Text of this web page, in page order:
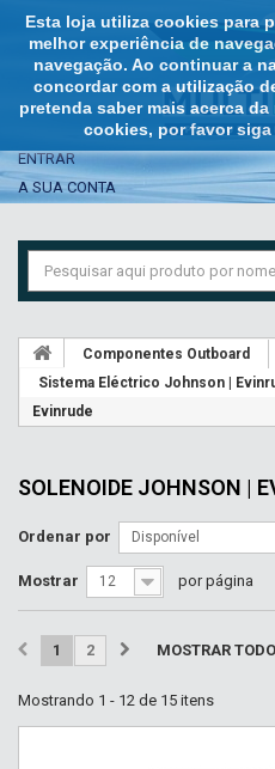
Esta loja utiliza cookies para
melhor experiência de
navegação. Ao continuar a
concordar com a utilização
pretenda saber mais acerca
cookies, por favor siga
ENTRAR
A SUA CONTA
Componentes Outboard
Sistema Eléctrico Johnson |
Evinrude
SOLENOIDE JOHNSON |
Ordenar por Disponível
Mostrar 12 por página
MOSTRAR
1 2
Mostrando 1 - 12 de 15 itens